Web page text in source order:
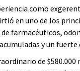
como
en uno de los
farmacéuticos,
y un
de